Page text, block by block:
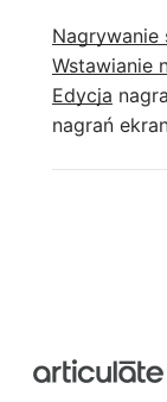
Nagrywanie
Wstawianie
Edycja
nagrań